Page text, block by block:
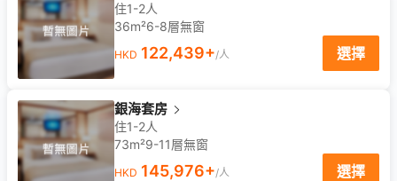
住1-2人
36m²6-8層無窗
HKD 122,439+/人 選擇
銀海套房
住1-2人
73m²9-11層無窗
HKD 145,976+/人 選擇